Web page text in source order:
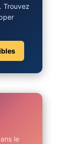
Trouvez
le